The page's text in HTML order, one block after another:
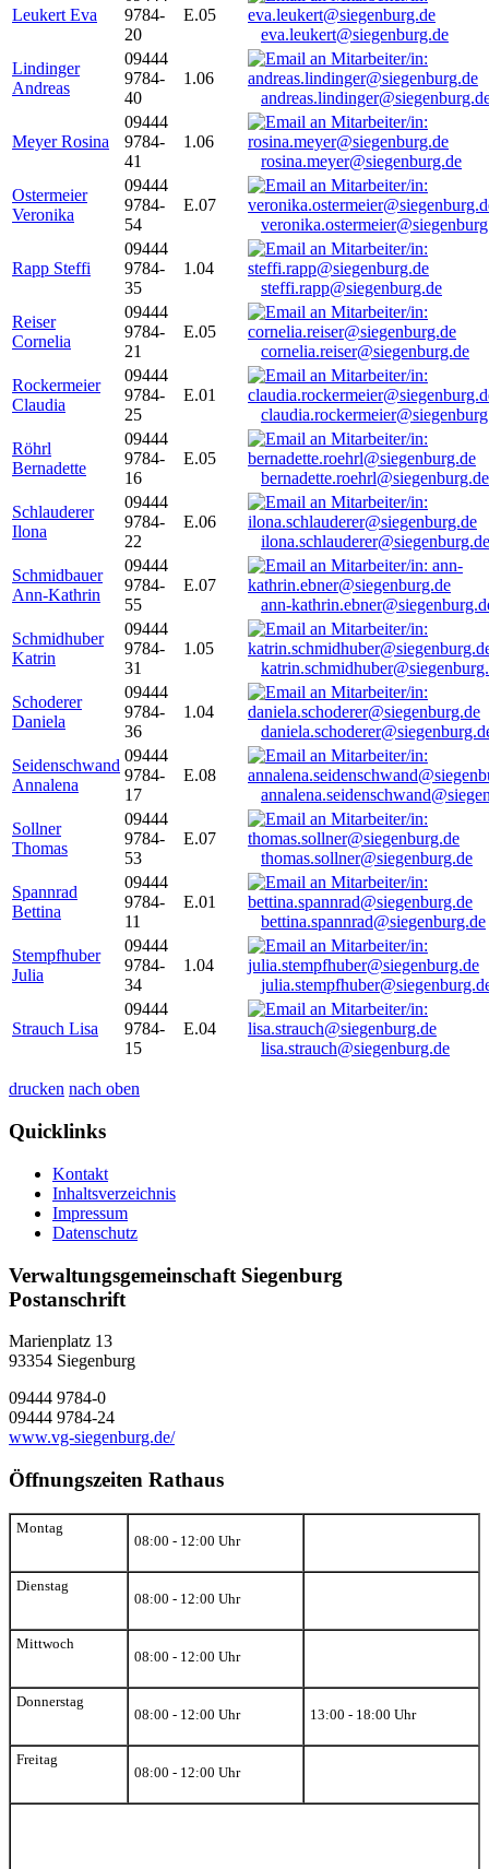
Leukert Eva
9784-
20
E.05
eva.leukert@siegenburg.de
Lindinger
Andreas
09444
9784-
40
1.06
Meyer Rosina
09444
9784-
41
1.06
rosina.meyer@siegenburg.de
Ostermeier
Veronika
09444
9784-
54
E.07
Rapp Steffi
09444
9784-
35
1.04
steffi.rapp@siegenburg.de
Reiser
Cornelia
09444
9784-
21
E.05
cornelia.reiser@siegenburg.de
Rockermeier
Claudia
09444
9784-
25
E.01
Röhrl
Bernadette
09444
9784-
16
E.05
bernadette.roehrl@siegenburg.de
Schlauderer
Ilona
09444
9784-
22
E.06
ilona.schlauderer@siegenburg.de
Schmidbauer
Ann-Kathrin
09444
9784-
55
E.07
ann-
Schmidhuber
Katrin
09444
9784-
31
1.05
Schoderer
Daniela
09444
9784-
36
1.04
Seidenschwand
Annalena
09444
9784-
17
E.08
Sollner
Thomas
09444
9784-
53
E.07
thomas.sollner@siegenburg.de
Spannrad
Bettina
09444
9784-
11
E.01
bettina.spannrad@siegenburg.de
Stempfhuber
Julia
09444
9784-
34
1.04
Strauch Lisa
09444
9784-
15
E.04
lisa.strauch@siegenburg.de
drucken nach oben
Quicklinks
Kontakt
Inhaltsverzeichnis
Impressum
Datenschutz
Verwaltungsgemeinschaft Siegenburg
Postanschrift
Marienplatz 13
93354 Siegenburg
09444 9784-0
09444 9784-24
www.vg-siegenburg.de/
Öffnungszeiten Rathaus
Montag
08:00 - 12:00 Uhr
Dienstag
08:00 - 12:00 Uhr
Mittwoch
08:00 - 12:00 Uhr
Donnerstag
08:00 - 12:00 Uhr
13:00 - 18:00 Uhr
Freitag
08:00 - 12:00 Uhr